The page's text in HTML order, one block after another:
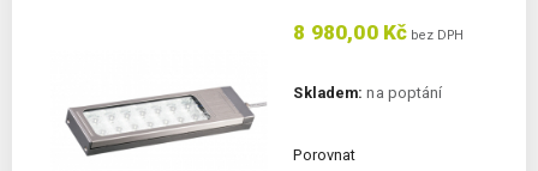
8 980,00 Kč bez DPH
Skladem: na poptání
Porovnat